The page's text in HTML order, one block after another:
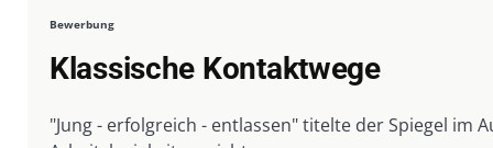
Bewerbung
Klassische Kontaktwege
"Jung - erfolgreich - entlassen" titelte der Spiegel im